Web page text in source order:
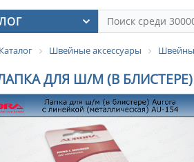
Каталог Швейные аксессуары
ДЛЯ Ш/М (В